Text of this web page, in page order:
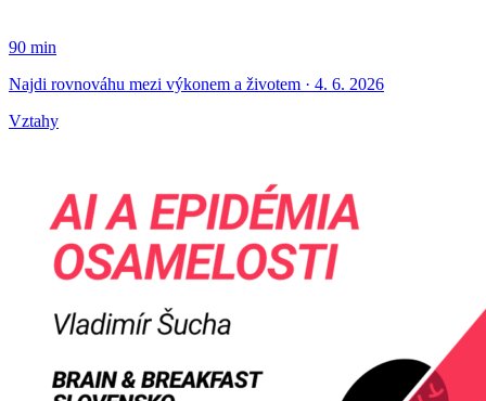
90 min
Najdi rovnováhu mezi výkonem a životem · 4. 6. 2026
Vztahy